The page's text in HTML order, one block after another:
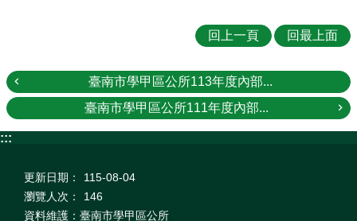
回上一頁 回最上面
臺南市學甲區公所113年度內部...
臺南市學甲區公所111年度內部...
:::
更新日期：
115-08-04
瀏覽人次：
146
資料維護：臺南市學甲區公所